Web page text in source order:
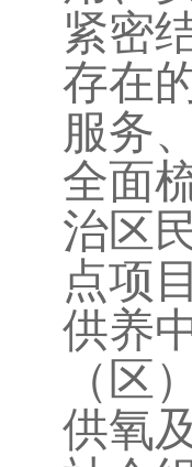
紧密
存在
服务
全面
治区
点项目
供养
（区
供氧